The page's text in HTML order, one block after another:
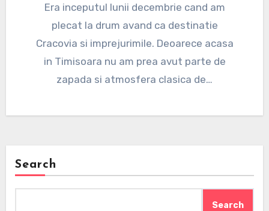
Era inceputul lunii decembrie cand am
plecat la drum avand ca destinatie
Cracovia si imprejurimile. Deoarece acasa
in Timisoara nu am prea avut parte de
zapada si atmosfera clasica de…
Search
Search